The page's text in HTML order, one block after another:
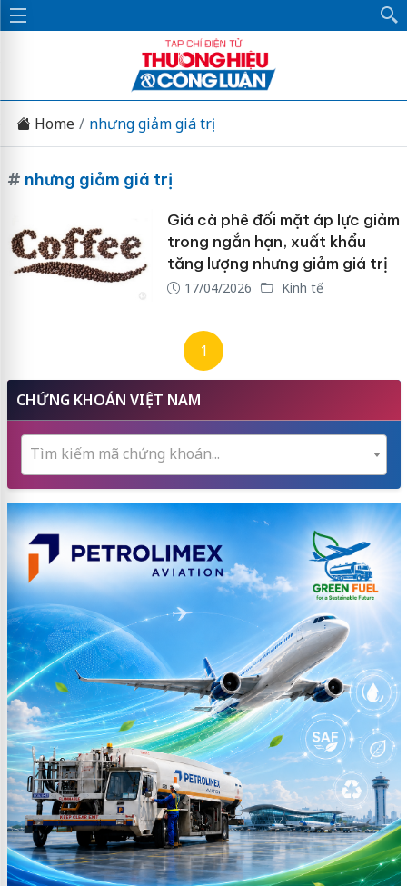
Home nhưng giảm giá trị
# nhưng giảm giá trị
Giá cà phê đối mặt áp lực giảm
trong ngắn hạn, xuất khẩu
tăng lượng nhưng giảm giá trị
17/04/2026 Kinh tế
1
CHỨNG KHOÁN VIỆT NAM
Tìm kiếm mã chứng khoán...